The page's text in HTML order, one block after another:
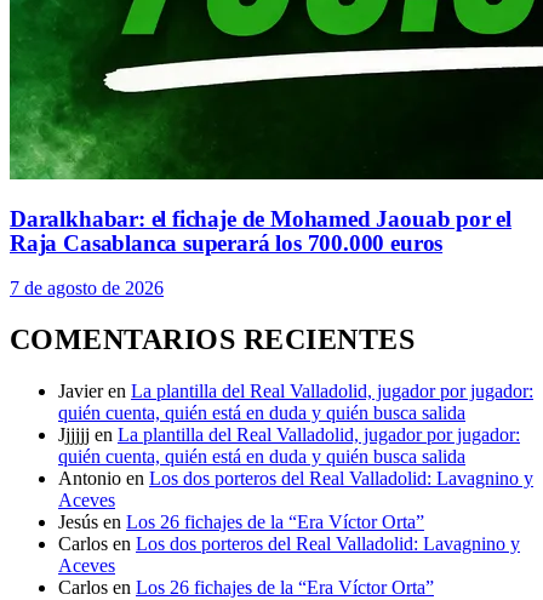
Daralkhabar: el fichaje de Mohamed Jaouab por el
Raja Casablanca superará los 700.000 euros
7 de agosto de 2026
COMENTARIOS RECIENTES
Javier en La plantilla del Real Valladolid, jugador por jugador:
quién cuenta, quién está en duda y quién busca salida
Jjjjjj en La plantilla del Real Valladolid, jugador por jugador:
quién cuenta, quién está en duda y quién busca salida
Antonio en Los dos porteros del Real Valladolid: Lavagnino y
Aceves
Jesús en Los 26 fichajes de la “Era Víctor Orta”
Carlos en Los dos porteros del Real Valladolid: Lavagnino y
Aceves
Carlos en Los 26 fichajes de la “Era Víctor Orta”